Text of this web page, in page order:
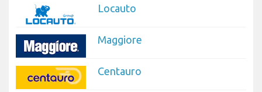
Locauto
Maggiore
Centauro